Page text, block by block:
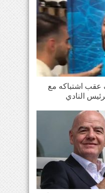
عقب اشتباكه مع
النادي